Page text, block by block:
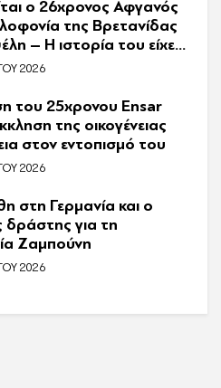
ο 26χρονος Αφγανός
της Βρετανίδας
– Η ιστορία του είχε
2026
του 25χρονου Ensar
της οικογένειας
στον εντοπισμό του
2026
στη Γερμανία και ο
δράστης για τη
Ζαμπούνη
2026